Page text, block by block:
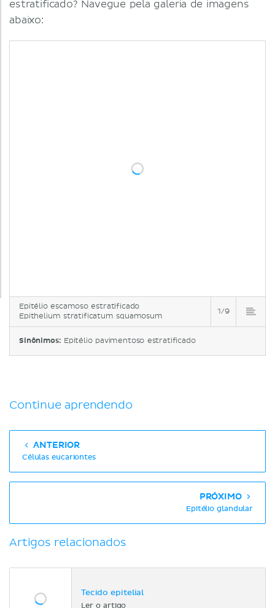
estratificado? Navegue pela galeria de imagens
abaixo:
Epitélio escamoso estratificado
Epithelium stratificatum squamosum
1/9
Sinônimos: Epitélio pavimentoso estratificado
Continue aprendendo
ANTERIOR
Células eucariontes
PRÓXIMO
Epitélio glandular
Artigos relacionados
Tecido epitelial
Ler o artigo